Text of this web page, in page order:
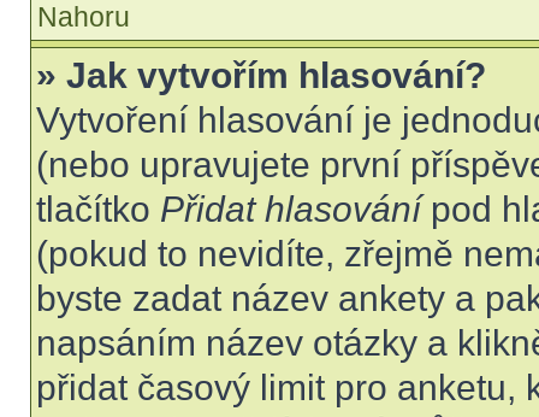
Nahoru
» Jak vytvořím hlasování?
Vytvoření hlasování je
(nebo upravujete první
tlačítko Přidat hlasovánípod
(pokud to nevidíte, zřejmě
byste zadat název ankety a
napsáním název otázky a
přidat časový limit pro anketu,